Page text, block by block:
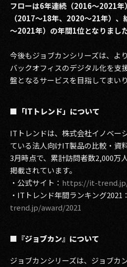
2012
2011
2010
2009
フローは6年連続（2016～2021
（2017～18年、2020～21年）
～2021年）の年間1位となりました
今後もジョブカンシリーズは、よ
バックオフィスのデジタル化を支
盤となるサービスを目指してまいり
■「ITトレンド」について
ITトレンドは、株式会社イノベー
ている法人向けIT製品の比較・資
3月時点で、累計訪問者数2,000万
掲載されています。
・公式サイト： https://it-
・ITトレンド年間ランキング2021：
trend.jp/award/2021
■『ジョブカン』について
ジョブカンシリーズは、ジョブカ